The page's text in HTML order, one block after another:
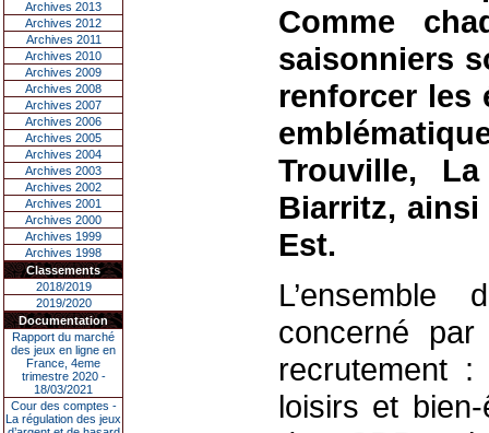
Archives 2013
Archives 2012
Archives 2011
Archives 2010
Archives 2009
Archives 2008
Archives 2007
Archives 2006
Archives 2005
Archives 2004
Archives 2003
Archives 2002
Archives 2001
Archives 2000
Archives 1999
Archives 1998
Classements
2018/2019
2019/2020
Documentation
Rapport du marché
des jeux en ligne en
France, 4eme
trimestre 2020 -
18/03/2021
Cour des comptes -
La régulation des jeux
Comme
saisonniers
renforcer les
Trouville,
Biarritz,
Est.
concerné
recrutement :
loisirs et